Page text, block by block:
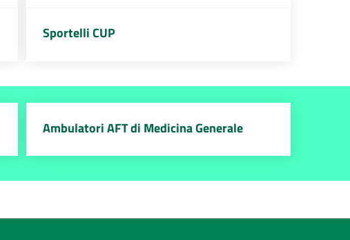
Sportelli CUP
Ambulatori AFT di Medicina Generale